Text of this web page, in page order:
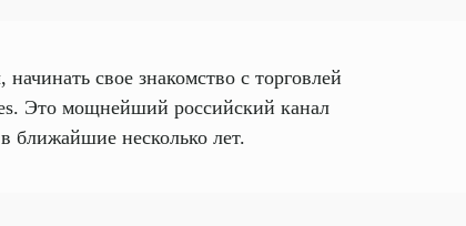
свое знакомство с торговлей
Это мощнейший российский канал
ближайшие несколько лет.